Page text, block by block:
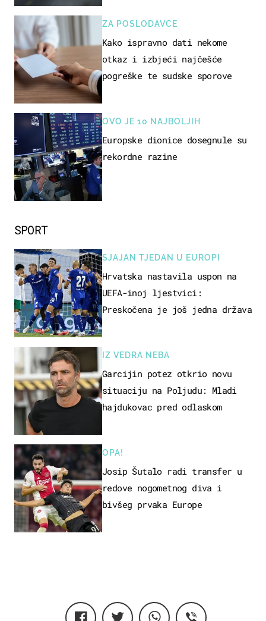
SPORT
SJAJAN TJEDAN U EUROPI
Hrvatska nastavila uspon na
UEFA-inoj ljestvici:
Preskočena je još jedna država
IZ VEDRA NEBA
Garcijin potez otkrio novu
situaciju na Poljudu: Mladi
hajdukovac pred odlaskom
OPA!
Josip Šutalo radi transfer u
redove nogometnog diva i
bivšeg prvaka Europe
ZA POSLODAVCE
Kako ispravno dati nekome
otkaz i izbjeći najčešće
pogreške te sudske sporove
OVO JE 10 NAJBOLJIH
Europske dionice dosegnule su
rekordne razine